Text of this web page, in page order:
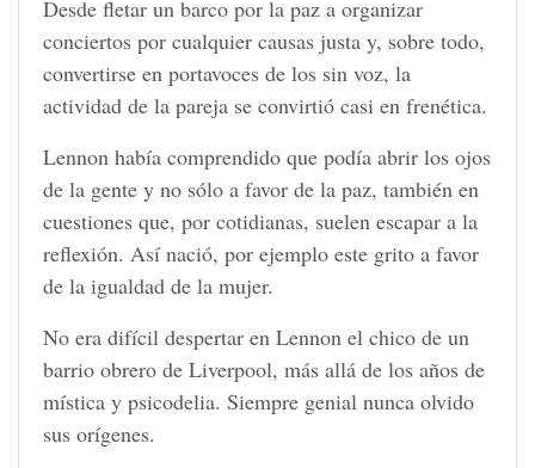
Desde fletar un barco por la paz a organizar
conciertos por cualquier causas justa y, sobre todo,
convertirse en portavoces de los sin voz, la
actividad de la pareja se convirtió casi en frenética.
Lennon había comprendido que podía abrir los ojos
de la gente y no sólo a favor de la paz, también en
cuestiones que, por cotidianas, suelen escapar a la
reflexión. Así nació, por ejemplo este grito a favor
de la igualdad de la mujer.
No era difícil despertar en Lennon el chico de un
barrio obrero de Liverpool, más allá de los años de
mística y psicodelia. Siempre genial nunca olvido
sus orígenes.